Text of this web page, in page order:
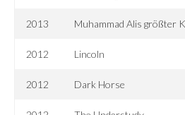
2013 Muhammad Alis größter
2012 Lincoln
2012 Dark Horse